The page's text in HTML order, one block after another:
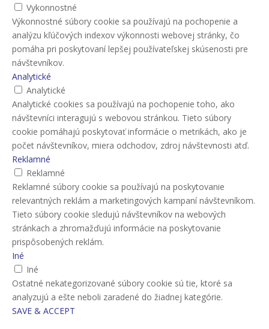
Vykonnostné
Výkonnostné súbory cookie sa používajú na pochopenie a
analýzu kľúčových indexov výkonnosti webovej stránky, čo
pomáha pri poskytovaní lepšej používateľskej skúsenosti pre
návštevníkov.
Analytické
Analytické
Analytické cookies sa používajú na pochopenie toho, ako
návštevníci interagujú s webovou stránkou. Tieto súbory
cookie pomáhajú poskytovať informácie o metrikách, ako je
počet návštevníkov, miera odchodov, zdroj návštevnosti atď.
Reklamné
Reklamné
Reklamné súbory cookie sa používajú na poskytovanie
relevantných reklám a marketingových kampaní návštevníkom.
Tieto súbory cookie sledujú návštevníkov na webových
stránkach a zhromažďujú informácie na poskytovanie
prispôsobených reklám.
Iné
Iné
Ostatné nekategorizované súbory cookie sú tie, ktoré sa
analyzujú a ešte neboli zaradené do žiadnej kategórie.
SAVE & ACCEPT